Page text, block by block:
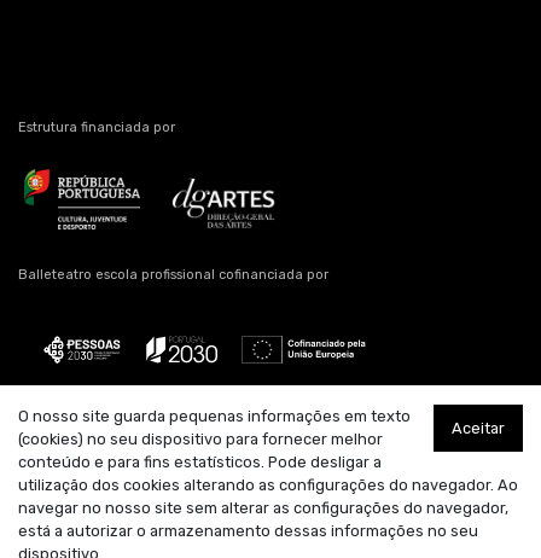
Aceitar
O nosso site guarda pequenas informações em texto
(cookies) no seu dispositivo para fornecer melhor
conteúdo e para fins estatísticos. Pode desligar a
utilização dos cookies alterando as configurações do navegador. Ao
navegar no nosso site sem alterar as configurações do navegador,
está a autorizar o armazenamento dessas informações no seu
dispositivo.
Estrutura financiada por
Balleteatro escola profissional cofinanciada por
Estrutura artística residente